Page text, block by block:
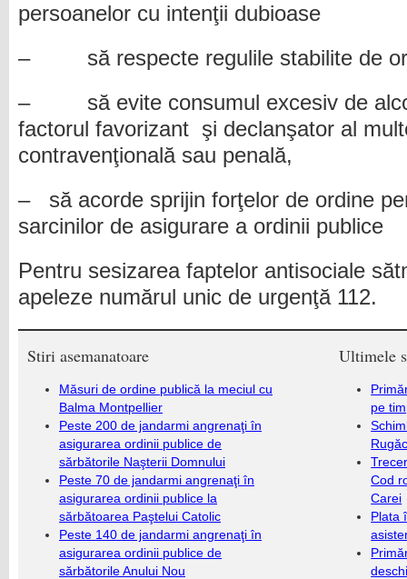
persoanelor cu intenţii dubioase
– să respecte regulile stabilite de
– să evite consumul excesiv de
factorul favorizant şi declanşator al
contravenţională sau penală,
– să acorde sprijin forţelor de ordine
sarcinilor de asigurare a ordinii publice
Pentru sesizarea faptelor antisociale
apeleze numărul unic de urgenţă 112.
Stiri asemanatoare
Măsuri de ordine publică la meciul cu
Balma Montpellier
Peste 200 de jandarmi angrenaţi în
asigurarea ordinii publice de
sărbătorile Naşterii Domnului
Peste 70 de jandarmi angrenaţi în
asigurarea ordinii publice la
sărbătoarea Paştelui Catolic
Peste 140 de jandarmi angrenaţi în
asigurarea ordinii publice de
sărbătorile Anului Nou
Ultimele
pe
Cod
Carei
Plata